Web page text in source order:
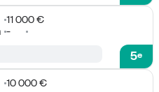
11 000 €
-
5e
10 000 €